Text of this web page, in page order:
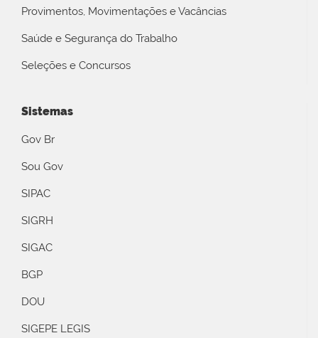
Provimentos, Movimentações e Vacâncias
Saúde e Segurança do Trabalho
Seleções e Concursos
Sistemas
Gov Br
Sou Gov
SIPAC
SIGRH
SIGAC
BGP
DOU
SIGEPE LEGIS